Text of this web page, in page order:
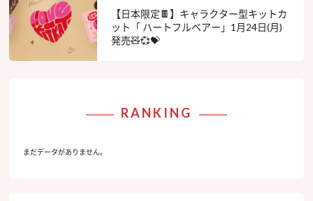
【日本限定🍫】キャラクター型キットカ
ット「 ハートフルベアー」1月24日(月)
発売🧸💞💝
RANKING
まだデータがありません。